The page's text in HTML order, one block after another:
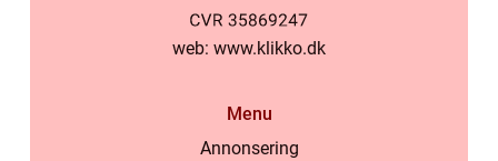
web: www.klikko.dk
Menu
Annonsering